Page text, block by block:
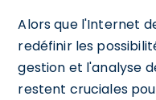
Alors que l'Internet
redéfinir les
gestion et l'analyse
restent cruciales